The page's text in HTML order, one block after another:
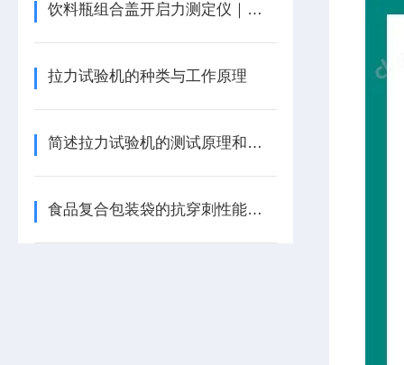
饮料瓶组合盖开启力测定仪｜拉力试验机
拉力试验机的种类与工作原理
简述拉力试验机的测试原理和测试方法
食品复合包装袋的抗穿刺性能检测方法与仪器